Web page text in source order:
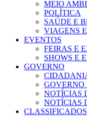
MEIO
POLÍTICA
SAÚDE E
VIAGENS
EVENTOS
FEIRAS E
SHOWS E
GOVERNO
GOVERNO
NOTÍCIAS
NOTÍCIAS
CLASSIFICADOS